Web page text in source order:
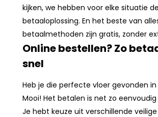
kijken, we hebben voor elke situatie
betaaloplossing. En het beste van
betaalmethoden zijn gratis, zonder
Online bestellen? Zo
snel
Heb je die perfecte vloer gevonden
Mooi! Het betalen is net zo
Je hebt keuze uit verschillende